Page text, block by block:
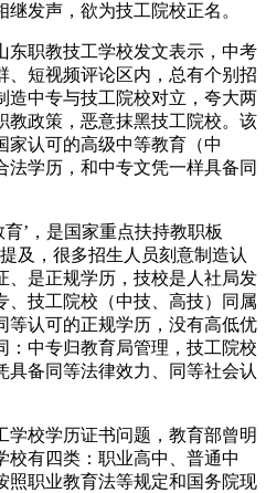
发声，欲为技工院校正名。
东职教技工学校发文表示，中考
、短视频评论区内，总有个别招
造中专与技工院校对立，夸大两
教政策，恶意抹黑技工院校。该
家认可的高级中等教育（中
学历，和中专文凭一样具备同
’，是国家重点扶持教职板
及，很多招生人员刻意制造认
、是正规学历，技校是人社局发
、技工院校（中技、高技）同属
等认可的正规学历，没有高低优
：中专归教育局管理，技工院校
具备同等法律效力、同等社会认
学校学历证书问题，教育部曾明
校有四类：职业高中、普通中
照职业教育法等规定和国务院现